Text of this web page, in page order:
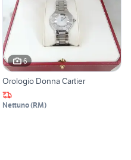
6
Orologio Donna Cartier
Nettuno(RM)